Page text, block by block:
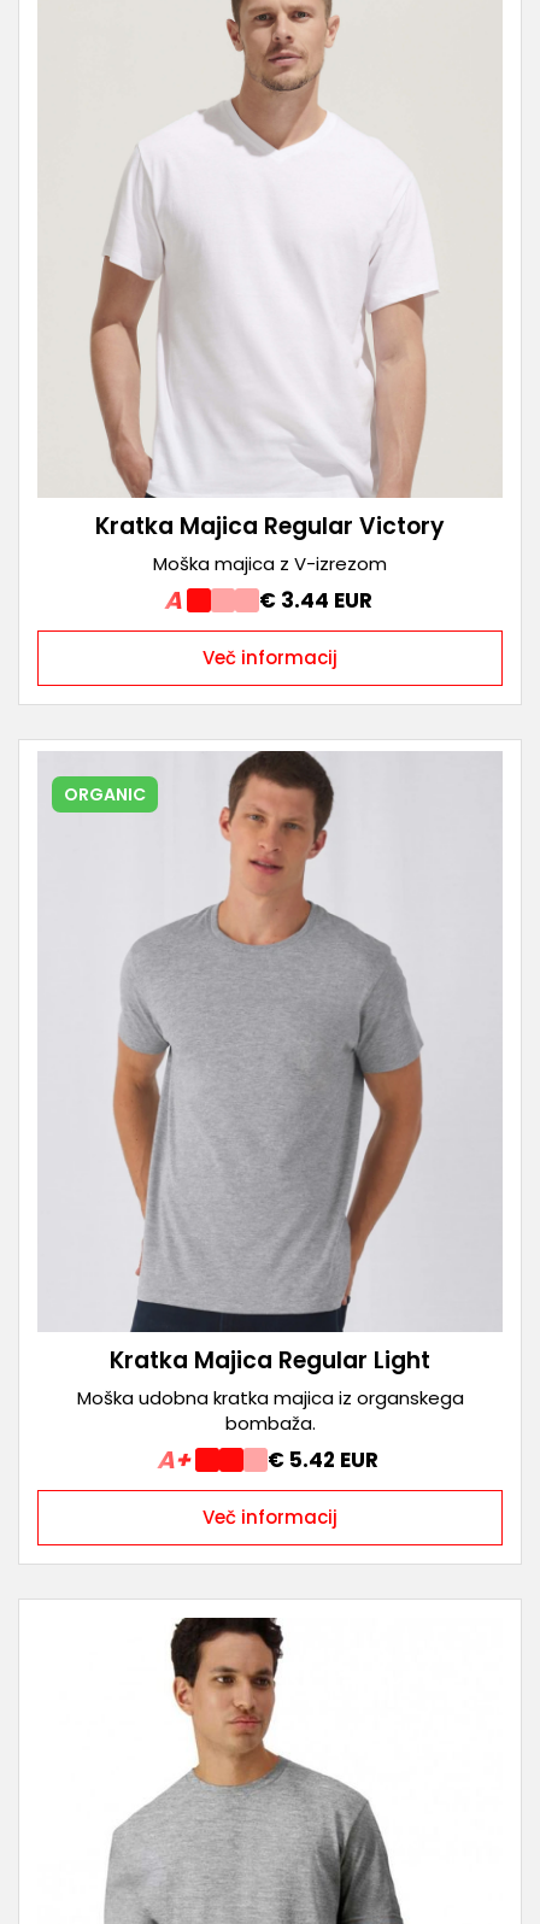
Kratka Majica Regular Victory
Moška majica z V-izrezom
A € 3.44 EUR
Več informacij
ORGANIC
Kratka Majica Regular Light
Moška udobna kratka majica iz organskega
bombaža.
A+ € 5.42 EUR
Več informacij